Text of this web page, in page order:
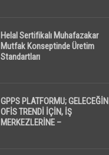
Helal Sertifikalı Muhafazakar
Mutfak Konseptinde Üretim
Standartları
GPPS PLATFORMU; GELECEĞİN
OFİS TRENDİ İÇİN, İŞ
MERKEZLERİNE –